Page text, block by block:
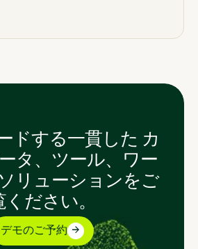
ドする一貫した カ
タ、ツール、ワー
リューションをご
ください。
デモのご予約